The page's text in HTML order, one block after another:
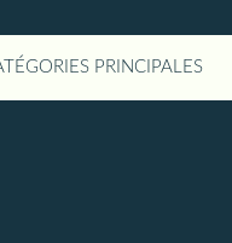
PRINCIPALES